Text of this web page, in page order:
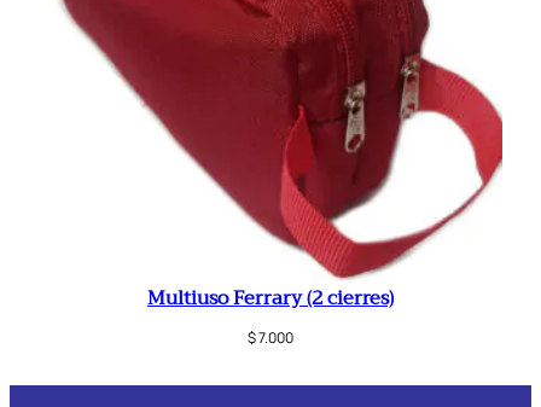
Multiuso Ferrary (2 cierres)
$7.000